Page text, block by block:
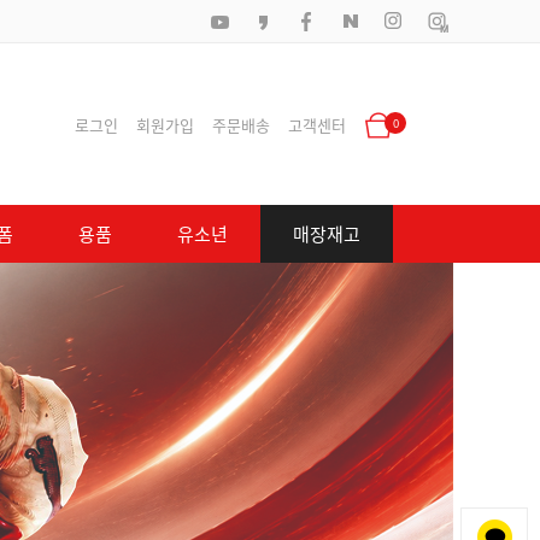
로그인 회원가입 주문배송 고객센터 0
용품 유소년 매장재고